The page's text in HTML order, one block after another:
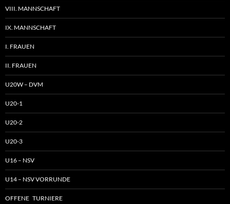
VIII. MANNSCHAFT
IX. MANNSCHAFT
I. FRAUEN
II. FRAUEN
U20W – DVM
U20-1
U20-2
U20-3
U16 – NSV
U14 – NSV VORRUNDE
OFFENE TURNIERE